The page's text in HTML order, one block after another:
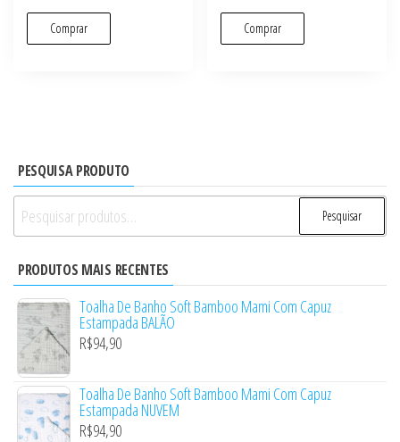
Comprar Comprar
PESQUISA PRODUTO
Pesquisar
por:
Pesquisar
PRODUTOS MAIS RECENTES
Toalha De Banho Soft Bamboo Mami Com Capuz
Estampada BALÃO
R$94,90
Toalha De Banho Soft Bamboo Mami Com Capuz
Estampada NUVEM
R$94,90